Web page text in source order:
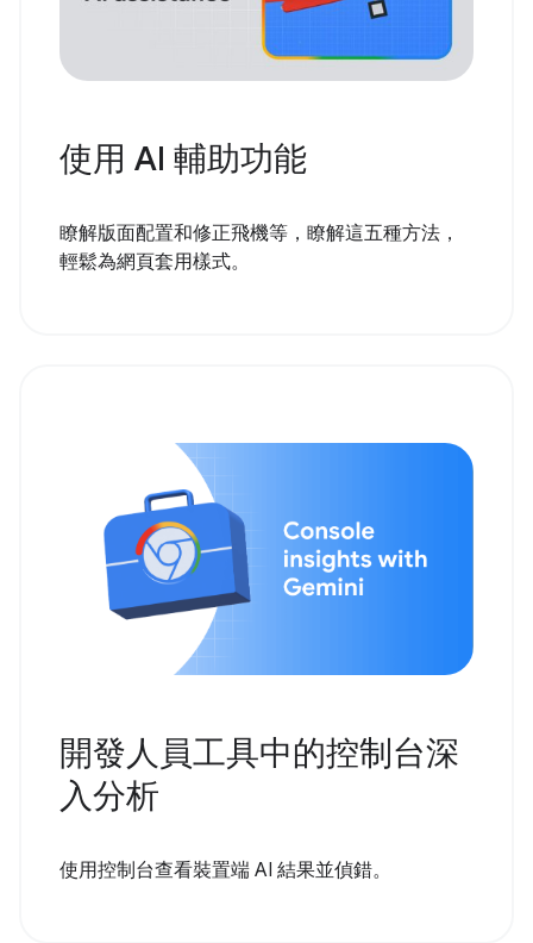
使用 AI 輔助功能
瞭解版面配置和修正飛機等，瞭解這五種方法，
輕鬆為網頁套用樣式。
開發人員工具中的控制台深
入分析
使用控制台查看裝置端 AI 結果並偵錯。